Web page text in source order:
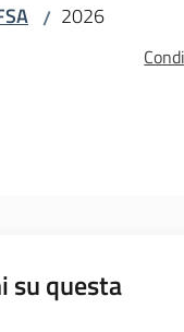
/ 2026
su questa